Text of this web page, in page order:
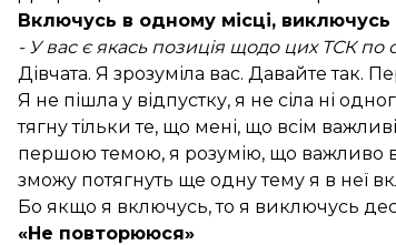
Включусь в одному місці,
- У вас є якась позиція щодо цих ТСК по
Дівчата. Я зрозуміла вас. Давайте
Я не пішла у відпустку, я не сіла ні
тягну тільки те, що мені, що всім
першою темою, я розумію, що важливо
зможу потягнуть ще одну тему я в неї
Бо якщо я включусь, то я виключусь
«Не повторююся»